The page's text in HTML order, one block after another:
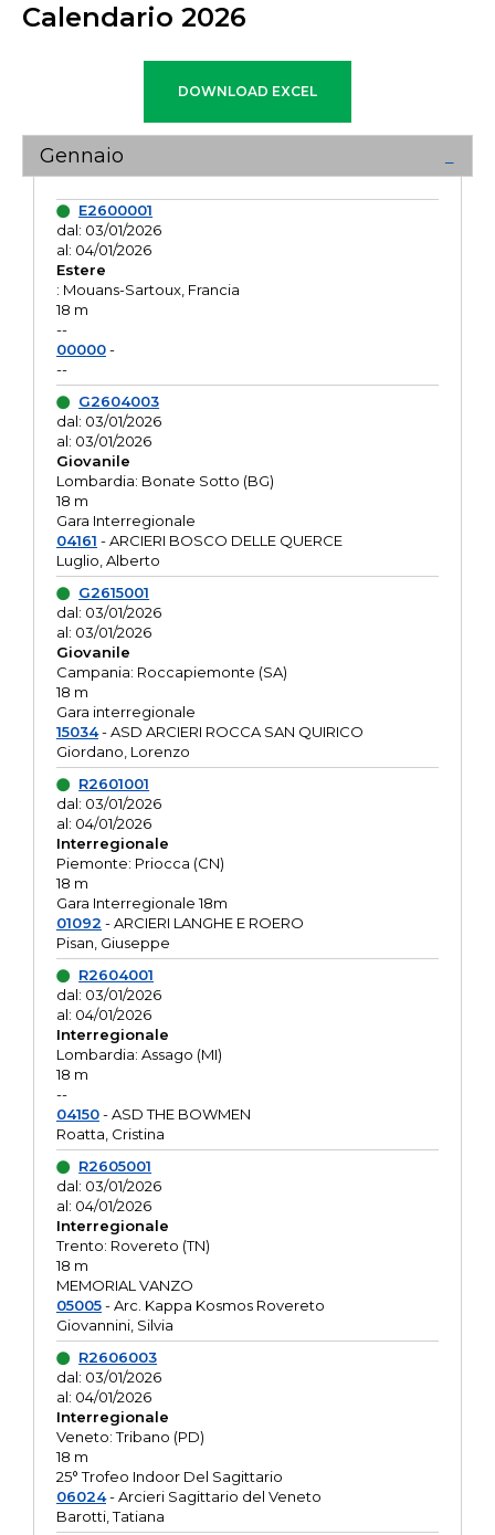
Calendario 2026
Gennaio
E2600001
dal: 03/01/2026
al: 04/01/2026
Estere
: Mouans-Sartoux, Francia
18 m
--
00000-
--
G2604003
dal: 03/01/2026
al: 03/01/2026
Giovanile
Lombardia: Bonate Sotto (BG)
18 m
Gara Interregionale
04161 - ARCIERI BOSCO DELLE QUERCE
Luglio, Alberto
G2615001
dal: 03/01/2026
al: 03/01/2026
Giovanile
Campania: Roccapiemonte (SA)
18 m
Gara interregionale
15034- ASD ARCIERI ROCCA SAN QUIRICO
Giordano, Lorenzo
R2601001
dal: 03/01/2026
al: 04/01/2026
Interregionale
Piemonte: Priocca (CN)
18 m
Gara Interregionale 18m
01092 - ARCIERI LANGHE E ROERO
Pisan, Giuseppe
R2604001
dal: 03/01/2026
al: 04/01/2026
Interregionale
Lombardia: Assago (MI)
18 m
--
04150- ASD THE BOWMEN
Roatta, Cristina
R2605001
dal: 03/01/2026
al: 04/01/2026
Interregionale
Trento: Rovereto (TN)
18 m
MEMORIAL VANZO
05005- Arc. Kappa Kosmos Rovereto
Giovannini, Silvia
R2606003
dal: 03/01/2026
al: 04/01/2026
Interregionale
Veneto: Tribano (PD)
18 m
25° Trofeo Indoor Del Sagittario
06024- Arcieri Sagittario del Veneto
Barotti, Tatiana